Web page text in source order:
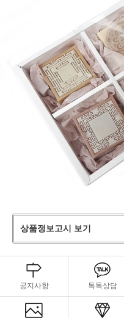
상품정보고시 보기
공지사항 톡톡상담